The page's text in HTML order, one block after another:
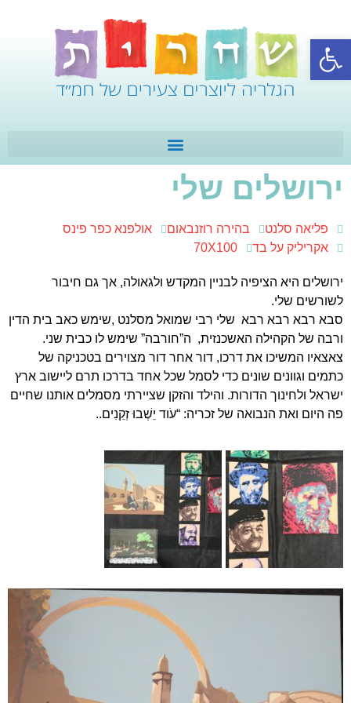
פתח סרגל נגישות
ירושלים שלי
פליאה סלנט בהירה רוזנבאום
אולפנא כפר פינס
אקריליק על בד
70X100
ירושלים היא הציפיה לבניין המקדש ולגאולה, אך גם חיבור
לשורשים שלי.
סבא רבא רבא רבא שלי רבי שמואל מסלנט ,שימש כאב בית הדין
ורבה של הקהילה האשכנזית, ה”חורבה” שימש לו כבית שני.
צאצאיו המשיכו את דרכו, דור אחר דור מצוירים בטכניקה של
כתמים וגוונים שונים כדי לסמל שכל אחד בדרכו תרם ליישוב ארץ
ישראל ולחינוך הדורות. והילד והזקן שציירתי מסמלים אותנו שחיים
פה היום ואת הנבואה של זכריה: “עֹוד יֵשְׁבוּ זְקֵנִים..